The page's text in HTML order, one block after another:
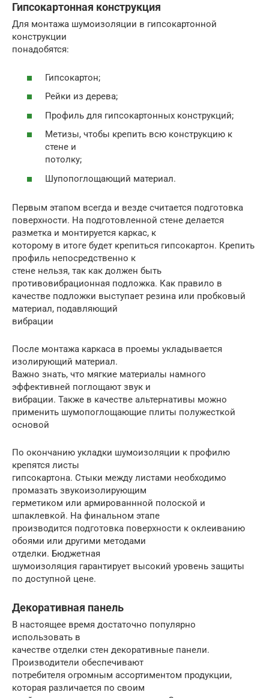
Гипсокартонная конструкция
Для монтажа шумоизоляции в гипсокартонной
конструкции
понадобятся:
Гипсокартон;
Рейки из дерева;
Профиль для гипсокартонных конструкций;
Метизы, чтобы крепить всю конструкцию к
стене и
потолку;
Шупопоглощающий материал.
Первым этапом всегда и везде считается подготовка
поверхности. На подготовленной стене делается
разметка и монтируется каркас, к
которому в итоге будет крепиться гипсокартон. Крепить
профиль непосредственно к
стене нельзя, так как должен быть
противовибрационная подложка. Как правило в
качестве подложки выступает резина или пробковый
материал, подавляющий
вибрации
После монтажа каркаса в проемы укладывается
изолирующий материал.
Важно знать, что мягкие материалы намного
эффективней поглощают звук и
вибрации. Также в качестве альтернативы можно
применить шумопоглощающие плиты полужесткой
основой
По окончанию укладки шумоизоляции к профилю
крепятся листы
гипсокартона. Стыки между листами необходимо
промазать звукоизолирующим
герметиком или армированнной полоской и
шпаклевкой. На финальном этапе
производится подготовка поверхности к оклеиванию
обоями или другими методами
отделки. Бюджетная
шумоизоляция гарантирует высокий уровень защиты
по доступной цене.
Декоративная панель
В настоящее время достаточно популярно
использовать в
качестве отделки стен декоративные панели.
Производители обеспечивают
потребителя огромным ассортиментом продукции,
которая различается по своим